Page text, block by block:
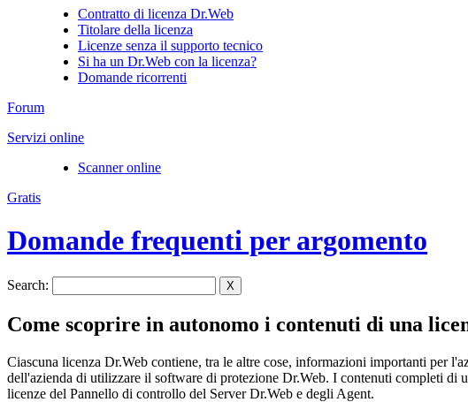
Contratto di licenza Dr.Web
Titolare della licenza
Licenze senza il supporto tecnico
Si ha un Dr.Web con la licenza?
Domande ricorrenti
Forum
Servizi online
Scanner online
Gratis
Domande frequenti per argomento
Search: X
Come scoprire in autonomo i contenuti di una
Ciascuna licenza Dr.Web contiene, tra le altre cose, informazioni importanti per
dell'azienda di utilizzare il software di protezione Dr.Web. I contenuti completi
licenze del Pannello di controllo del Server Dr.Web e degli Agent.